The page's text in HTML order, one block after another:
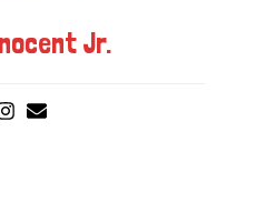
Jr.